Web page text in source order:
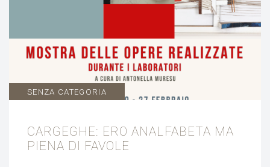
SENZA CATEGORIA
CARGEGHE: ERO ANALFABETA MA
PIENA DI FAVOLE